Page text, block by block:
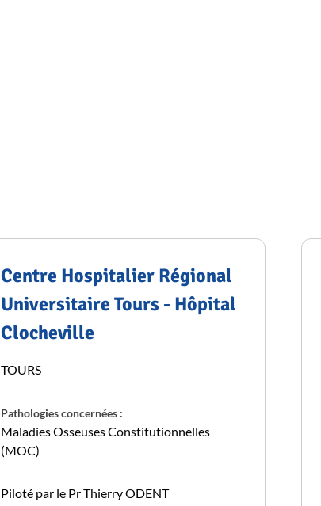
Centre Hospitalier Régional
Universitaire Tours - Hôpital
Clocheville
TOURS
Pathologies concernées :
Maladies Osseuses Constitutionnelles
(MOC)
Piloté par le Pr Thierry ODENT